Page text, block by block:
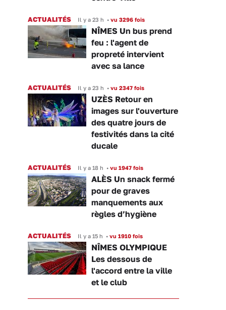
ACTUALITÉS Il y a 23 h • vu 3296 fois
NÎMES Un bus prend
feu : l'agent de
propreté intervient
avec sa lance
ACTUALITÉS Il y a 23 h • vu 2347 fois
UZÈS Retour en
images sur l'ouverture
des quatre jours de
festivités dans la cité
ducale
ACTUALITÉS Il y a 18 h • vu 1947 fois
ALÈS Un snack fermé
pour de graves
manquements aux
règles d’hygiène
ACTUALITÉS Il y a 15 h • vu 1910 fois
NÎMES OLYMPIQUE
Les dessous de
l'accord entre la ville
et le club